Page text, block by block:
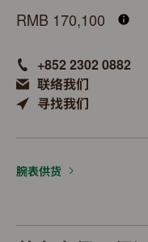
RMB 170,100
+852 2302 0882
联络我们
寻找我们
腕表供货